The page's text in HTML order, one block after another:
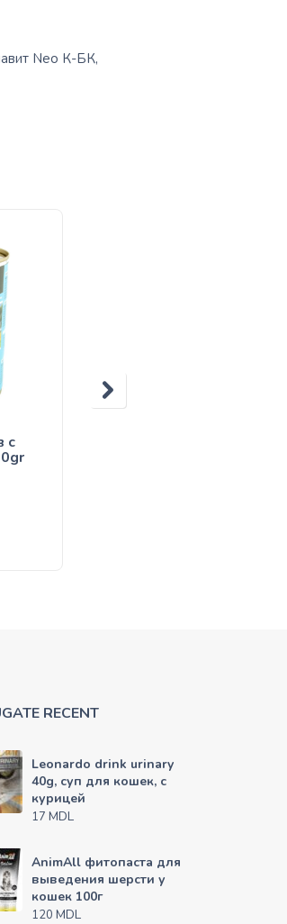
Nео К-БК,
с
RECENT
Leonardo drink urinary
40g, суп для кошек, с
курицей
17 MDL
AnimAll фитопаста для
выведения шерсти у
кошек 100г
120 MDL